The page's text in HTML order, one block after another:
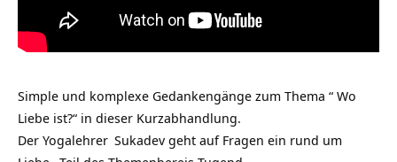
Simple und komplexe Gedankengänge zum Thema “ Wo
Liebe ist?“ in dieser Kurzabhandlung.
Der Yogalehrer Sukadev geht auf Fragen ein rund um